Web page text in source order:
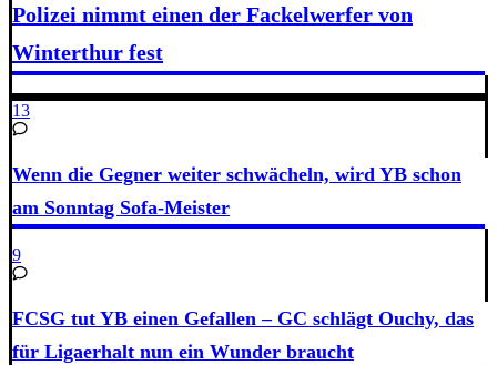
Polizei nimmt einen der Fackelwerfer von
Winterthur fest
13
Wenn die Gegner weiter schwächeln, wird YB schon
am Sonntag Sofa-Meister
9
FCSG tut YB einen Gefallen – GC schlägt Ouchy, das
für Ligaerhalt nun ein Wunder braucht